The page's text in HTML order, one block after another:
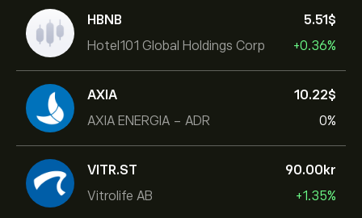
HBNB
Hotel101 Global Holdings Corp
5.51‎$‎
+0.36%
AXIA
AXIA ENERGIA - ADR
10.22‎$‎
0%
VITR.ST
Vitrolife AB
90.00‎kr‎
+1.35%